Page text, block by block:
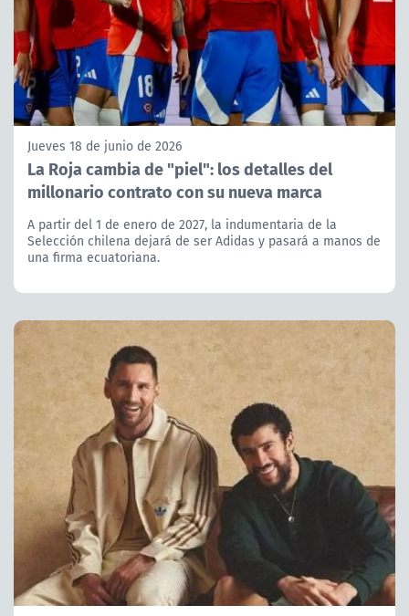
Jueves 18 de junio de 2026
La Roja cambia de "piel": los detalles del
millonario contrato con su nueva marca
A partir del 1 de enero de 2027, la indumentaria de la
Selección chilena dejará de ser Adidas y pasará a manos de
una firma ecuatoriana.